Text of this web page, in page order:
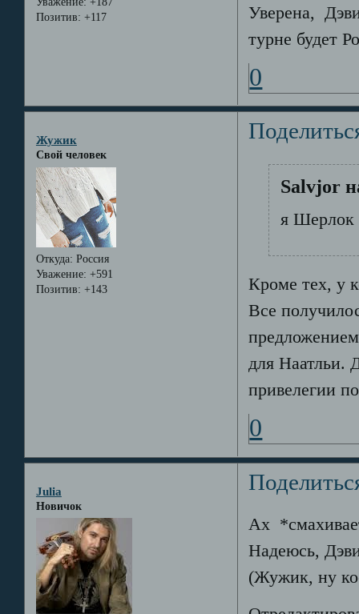
Позитив: +117
Уверена,
турне будет
0
Жужик
Свой человек
Откуда: Россия
Уважение: +591
Позитив: +143
Salvjor
я Шерлок
Кроме тех, у
Все
для Наатльи.
привелегии
0
Julia
Новичок
Ах
Надеюсь,
(Жужик, ну